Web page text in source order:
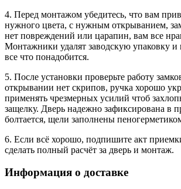
4. Перед монтажом убедитесь, что вам
нужного цвета, с нужным открыванием,
нет повреждений или царапин, вам все
Монтажники удалят заводскую упаковку
все что понадобится.
5. После установки проверьте работу
открывании нет скрипов, ручка хорошо
применять чрезмерных усилий чтоб
защелку. Дверь надежно зафиксирована в
болтается, щели заполнены
6. Если всё хорошо, подпишите акт
сделать полный расчёт за дверь и монтаж.
Информация о доставке